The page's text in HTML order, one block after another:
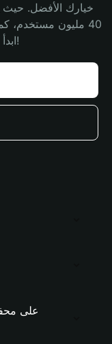
على محفظة Bitget Wallet. ابدأ رحلتك الآن!